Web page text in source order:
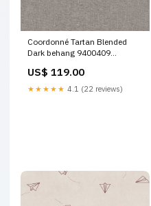
Coordonné Tartan Blended
Dark behang 9400409
US$ 119.00
★★★★★ 4.1 (22 reviews)